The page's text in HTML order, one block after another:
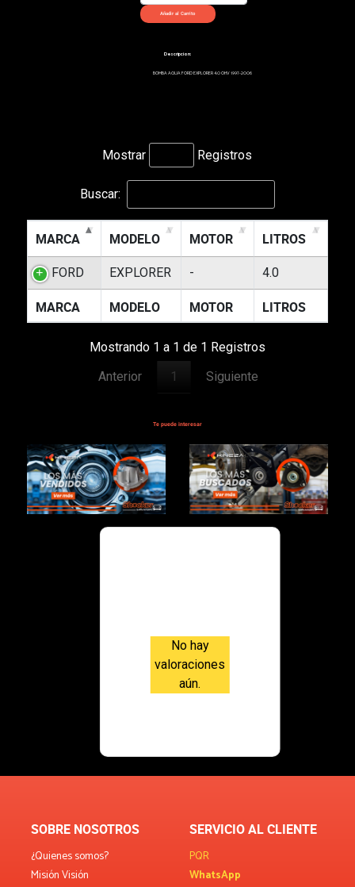
Descripcion:
BOMBA AGUA FORD EXPLORER 4.0 OHV 1997-2006
Mostrar Registros
Buscar:
MARCA MODELO MOTOR LITROS
FORD EXPLORER - 4.0
MARCA MODELO MOTOR LITROS
Mostrando 1 a 1 de 1 Registros
Anterior
1 Siguiente
Te puede interesar
No hay
valoraciones
aún.
SOBRE NOSOTROS
¿Quienes somos?
Misión Visión
SERVICIO AL CLIENTE
PQR
WhatsApp